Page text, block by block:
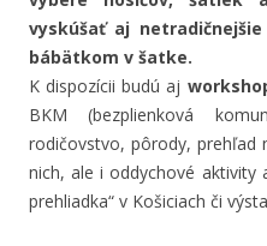
vyskúšať aj
bábätkom v šatke.
K dispozícii budú aj
BKM (bezplienková
rodičovstvo, pôrody, prehľad
nich, ale i oddychové aktivity
prehliadka“ v Košiciach či